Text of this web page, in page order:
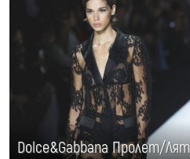
Dolce&Gabbana Пролет/